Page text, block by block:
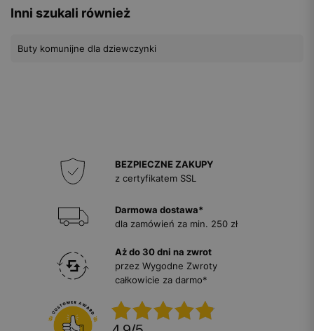
Inni szukali również
Buty komunijne dla dziewczynki
BEZPIECZNE ZAKUPY
z certyfikatem SSL
Darmowa dostawa*
dla zamówień za min. 250 zł
Aż do 30 dni na zwrot
przez Wygodne Zwroty
całkowicie za darmo*